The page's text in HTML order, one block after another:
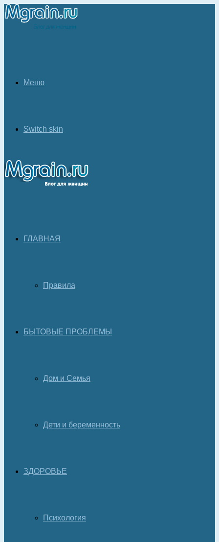
Меню
Switch skin
ГЛАВНАЯ
Правила
БЫТОВЫЕ ПРОБЛЕМЫ
Дом и Семья
Дети и беременность
ЗДОРОВЬЕ
Психология